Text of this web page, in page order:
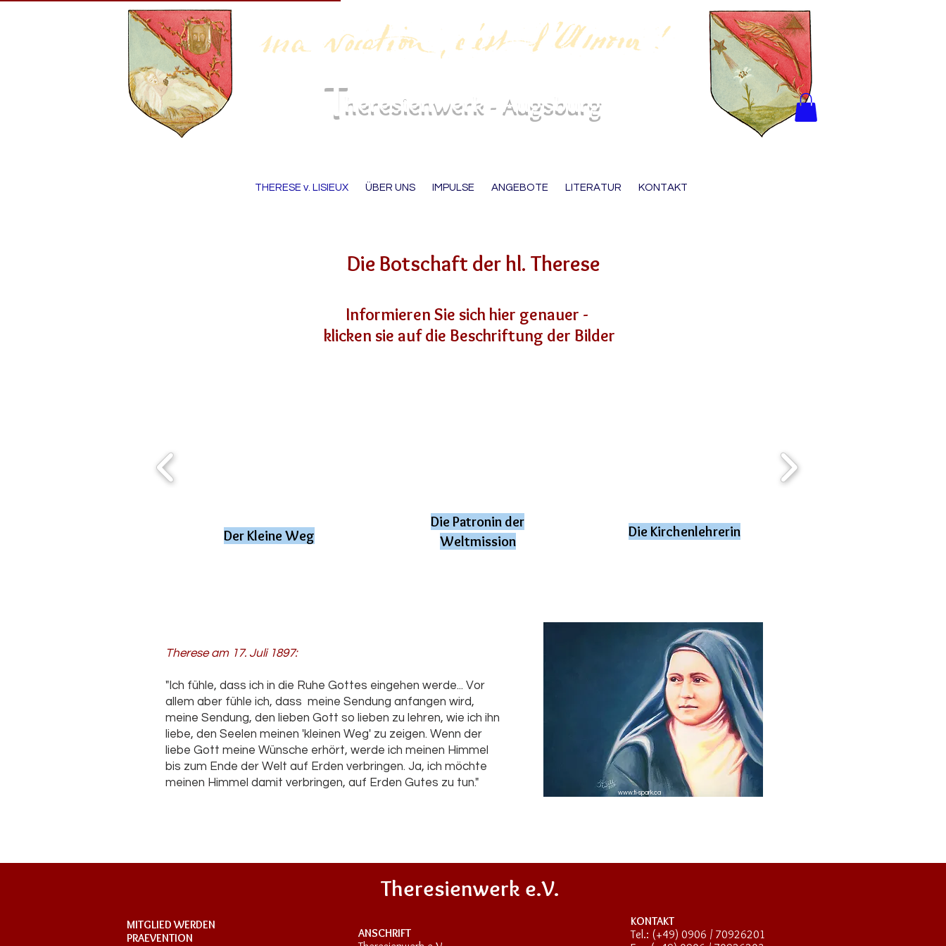
heresienwerk - Augsburg
T
THERESE v. LISIEUX ÜBER UNS IMPULSE ANGEBOTE LITERATUR KONTAKT
Die Botschaft der hl. Therese
Informieren Sie sich hier genauer -
klicken sie auf die Beschriftung der Bilder
Der Kleine Weg
Die Patronin der
Weltmission
Die Kirchenlehrerin
Therese am 17. Juli 1897:
"Ich fühle, dass ich in die Ruhe Gottes eingehen werde... Vor
allem aber fühle ich, dass meine Sendung anfangen wird,
meine Sendung, den lieben Gott so lieben zu lehren, wie ich ihn
liebe, den Seelen meinen 'kleinen Weg' zu zeigen. Wenn der
liebe Gott meine Wünsche erhört, werde ich meinen Himmel
bis zum Ende der Welt auf Erden verbringen. Ja, ich möchte
meinen Himmel damit verbringen, auf Erden Gutes zu tun."
www.ti-spark.ca
MITGLIED WERDEN
PRAEVENTION
Theresienwerk e.V.
ANSCHRIFT
KONTAKT
Tel.: (+49) 0906 / 70926201